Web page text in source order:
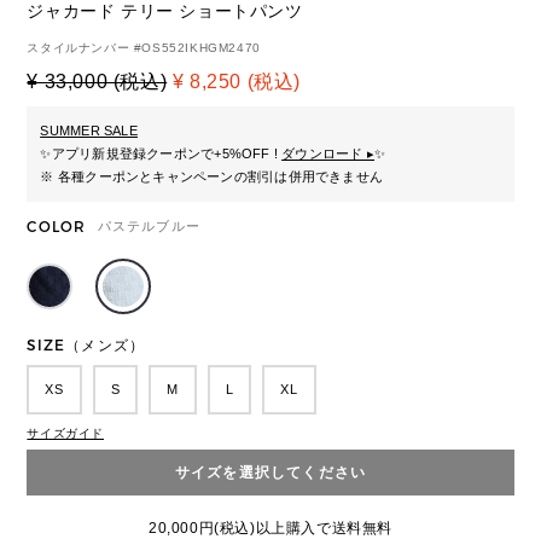
ジャカード テリー ショートパンツ
スタイルナンバー #OS552IKHGM2470
¥ 33,000 (税込) ¥ 8,250 (税込)
SUMMER SALE
✨アプリ新規登録クーポンで+5%OFF ! ダウンロード ▸✨
※ 各種クーポンとキャンペーンの割引は併用できません
COLOR パステルブルー
SIZE（メンズ）
XS S M XL
サイズガイド
サイズを選択してください
20,000円(税込)以上購入で送料無料